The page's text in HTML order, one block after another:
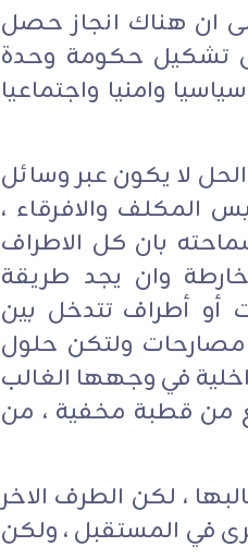
ان هناك انجاز حصل
تشكيل حكومة وحدة
وامنيا واجتماعيا
لا يكون عبر وسائل
المكلف والافرقاء ،
بان كل الاطراف
وان يجد طريقة
أو أطراف تتدخل بين
مصارحات ولتكن حلول
في وجهها الغالب
من قطبة مخفية ، من
، لكن الطرف الاخر
في المستقبل ، ولكن